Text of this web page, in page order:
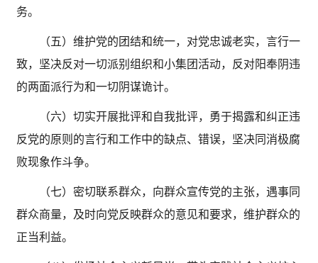
务。
（五）维护党的团结和统一，对党忠诚老实，言行一
致，坚决反对一切派别组织和小集团活动，反对阳奉阴违
的两面派行为和一切阴谋诡计。
（六）切实开展批评和自我批评，勇于揭露和纠正违
反党的原则的言行和工作中的缺点、错误，坚决同消极腐
败现象作斗争。
（七）密切联系群众，向群众宣传党的主张，遇事同
群众商量，及时向党反映群众的意见和要求，维护群众的
正当利益。